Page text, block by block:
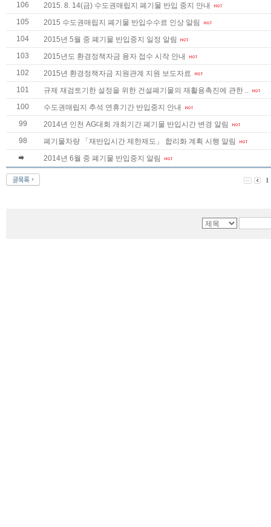
106
2015. 8. 14(금) 수도권매립지 폐기물 반입 중지 안내
105
2015 수도권매립지 폐기물 반입수수료 인상 알림
104
2015년 5월 중 폐기물 반입중지 일정 알림
103
2015년도 환경정책자금 융자 접수 시작 안내
102
2015년 환경정책자금 지원관계 지원 보도자료
101
규제 재검토기한 설정을 위한 건설폐기물의 재활용촉진에 관한 ..
100
수도권매립지 추석 연휴기간 반입중지 안내
99
2014년 인천 AG대회 개최기간 폐기물 반입시간 변경 알림
98
폐기물차량 「재반입시간 제한제도」 합리화 계획 시행 알림
2014년 6월 중 폐기물 반입중지 알림
1